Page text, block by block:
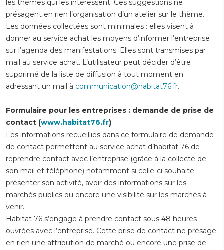
les thèmes qui les intéressent. Ces suggestions ne
présagent en rien l’organisation d’un atelier sur le thème.
Les données collectées sont minimales : elles visent à
donner au service achat les moyens d’informer l’entreprise
sur l’agenda des manifestations. Elles sont transmises par
mail au service achat. L’utilisateur peut décider d’être
supprimé de la liste de diffusion à tout moment en
adressant un mail à communication@habitat76.fr.
Formulaire pour les entreprises : demande de prise de
contact (www.habitat76.fr)
Les informations recueillies dans ce formulaire de demande
de contact permettent au service achat d’habitat 76 de
reprendre contact avec l’entreprise (grâce à la collecte de
son mail et téléphone) notamment si celle-ci souhaite
présenter son activité, avoir des informations sur les
marchés publics ou encore une visibilité sur les marchés à
venir.
Habitat 76 s’engage à prendre contact sous 48 heures
ouvrées avec l’entreprise. Cette prise de contact ne présage
en rien une attribution de marché ou encore une prise de